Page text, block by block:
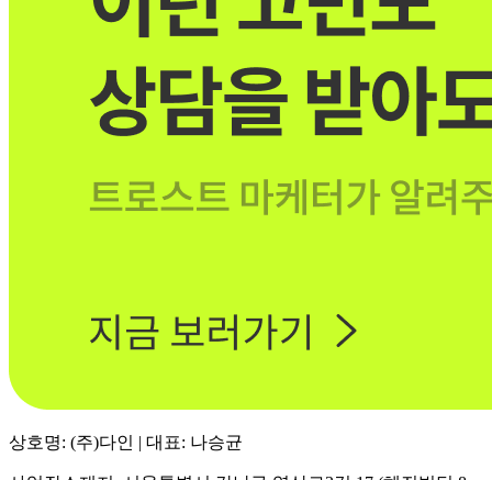
상호명: (주)다인 | 대표: 나승균